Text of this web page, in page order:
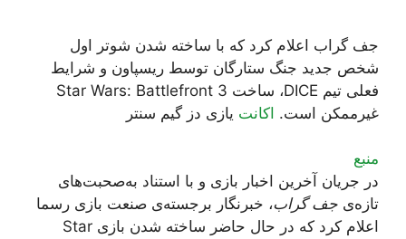
جف گراب اعلام کرد که با ساخته شدن شوتر اول
شخص جدید جنگ ستارگان توسط ریسپاون و شرایط
فعلی تیم DICE، ساخت Star Wars: Battlefront 3
غیرممکن است. اکانت یازی دز گیم سنتر
منبع
در جریان آخرین اخبار بازی و با استناد به‌صحبت‌های
تازه‌ی جف گراب، خبرنگار برجسته‌ی صنعت بازی رسما
اعلام کرد که در حال حاضر ساخته شدن بازی Star